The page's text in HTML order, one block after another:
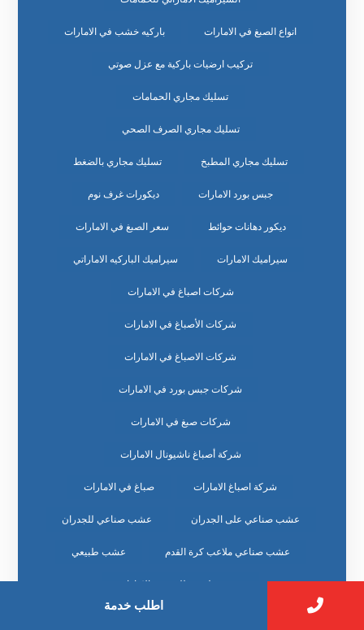
انواع الصبغ في الامارات باركيه خشب في الامارات
تركيب ارضيات باركية مع عزل صوتي
تسليك مجاري الحمامات
تسليك مجاري الصرف الصحي
تسليك مجاري المطبخ تسليك مجاري بالضغط
جبس بورد الامارات ديكورات غرف نوم
ديكور دهانات حوائط سعر الصبغ في الامارات
سيراميك الامارات سيراميك الباركيه الاماراتي
شركات اصباغ في الامارات
شركات الأصباغ في الامارات
شركات الاصباغ في الامارات
شركات جبس بورد في الامارات
شركات صبغ في الامارات
شركة أصباغ ناشيونال الامارات
شركة اصباغ الامارات صباغ في الامارات
عشب صناعي على الجدران عشب صناعي للجدران
عشب صناعي ملاعب كرة القدم عشب طبيعي
عشب طبيعي للبيع في الامارات
اطلب خدمة